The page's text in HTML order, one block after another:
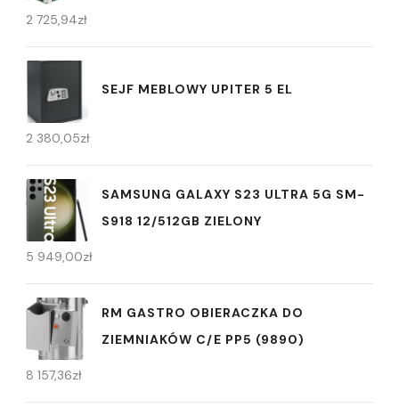
2 725,94zł
SEJF MEBLOWY UPITER 5 EL
2 380,05zł
SAMSUNG GALAXY S23 ULTRA 5G SM-
S918 12/512GB ZIELONY
5 949,00zł
RM GASTRO OBIERACZKA DO
ZIEMNIAKÓW C/E PP5 (9890)
8 157,36zł